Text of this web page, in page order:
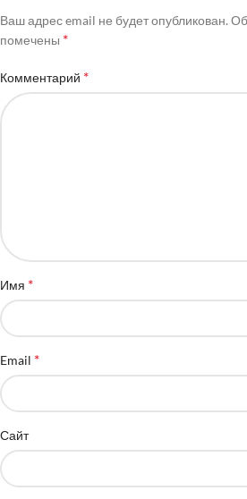
Ваш адрес email не будет опубликован.
помечены *
Комментарий *
Имя *
Email *
Сайт